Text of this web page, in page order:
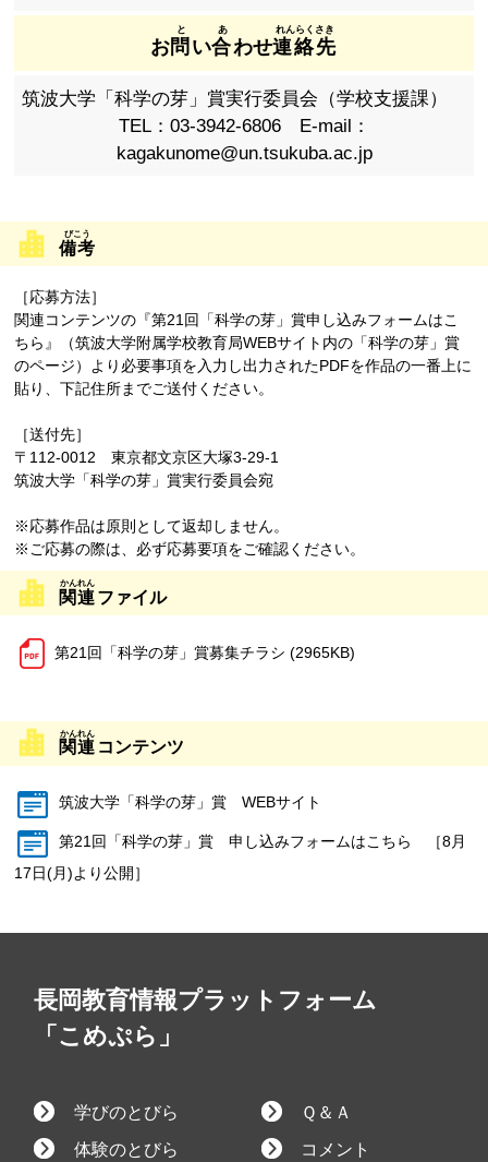
お問 い合わせ連絡先
筑波大学「科学の芽」賞実行委員会（学校支援課）
TEL：03-3942-6806 E-mail：
kagakunome@un.tsukuba.ac.jp
備考
［応募方法］
関連コンテンツの『第21回「科学の芽」賞申し込みフォームはこ
ちら』（筑波大学附属学校教育局WEBサイト内の「科学の芽」賞
のページ）より必要事項を入力し出力されたPDFを作品の一番上に
貼り、下記住所までご送付ください。
［送付先］
〒112-0012 東京都文京区大塚3-29-1
筑波大学「科学の芽」賞実行委員会宛
※応募作品は原則として返却しません。
※ご応募の際は、必ず応募要項をご確認ください。
関連ファイル
第21回「科学の芽」賞募集チラシ (2965KB)
関連 コンテンツ
筑波大学「科学の芽」賞 WEBサイト
第21回「科学の芽」賞 申し込みフォームはこちら ［8月
17日(月)より公開］
長岡教育情報プラットフォーム
「こめぷら」
学びのとびら
体験のとびら
Ｑ＆Ａ
コメント